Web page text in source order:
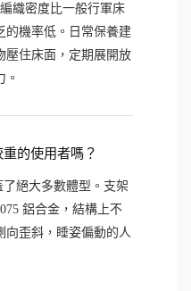
織密度比一般行軍床
的機率低。日常保養建
壓住床面，定期展開放
。
的使用者嗎？
絕大多數體型。支架
鋁合金，結構上不
向歪斜，睡姿偏動的人